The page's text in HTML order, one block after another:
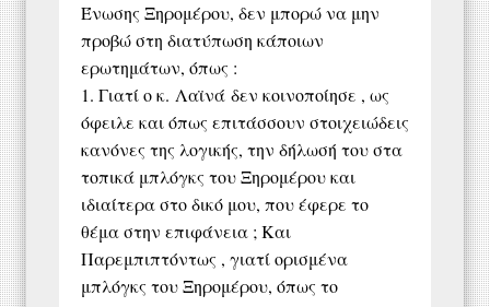
Ένωσης Ξηρομέρου, δεν μπορώ να μην
προβώ στη διατύπωση κάποιων
ερωτημάτων, όπως :
1. Γιατί ο κ. Λαϊνά δεν κοινοποίησε , ως
όφειλε και όπως επιτάσσουν στοιχειώδεις
κανόνες της λογικής, την δήλωσή του στα
τοπικά μπλόγκς του Ξηρομέρου και
ιδιαίτερα στο δικό μου, που έφερε το
θέμα στην επιφάνεια ; Και
Παρεμπιπτόντως , γιατί ορισμένα
μπλόγκς του Ξηρομέρου, όπως το